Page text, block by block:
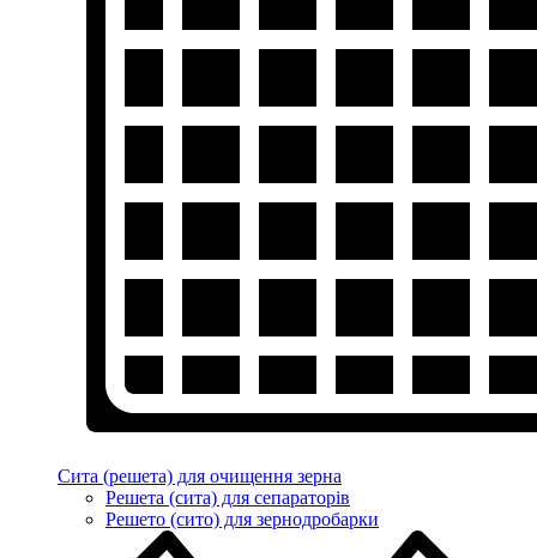
Сита (решета) для очищення зерна
Решета (сита) для сепараторів
Решето (сито) для зернодробарки